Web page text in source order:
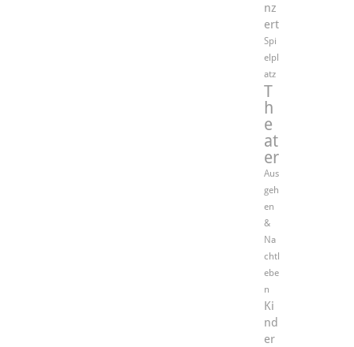
nz
ert
Spi
elpl
atz
T
h
e
at
er
Aus
geh
en
&
Na
chtl
ebe
n
Ki
nd
er